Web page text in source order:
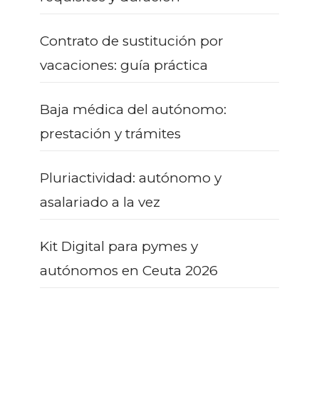
Contrato de sustitución por
vacaciones: guía práctica
Baja médica del autónomo:
prestación y trámites
Pluriactividad: autónomo y
asalariado a la vez
Kit Digital para pymes y
autónomos en Ceuta 2026